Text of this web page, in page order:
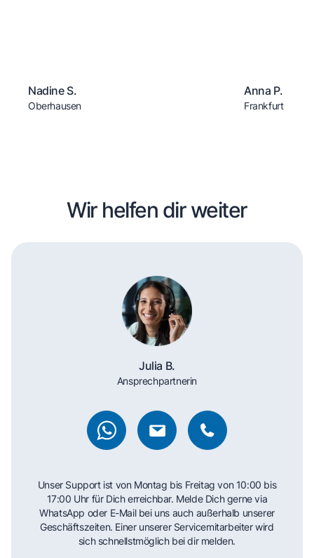
Nadine S.
Oberhausen
Anna P.
Frankfurt
Wir helfen dir weiter
Julia B.
Ansprechpartnerin
Unser Support ist von Montag bis Freitag von 10:00 bis
17:00 Uhr für Dich erreichbar. Melde Dich gerne via
WhatsApp oder E-Mail bei uns auch außerhalb unserer
Geschäftszeiten. Einer unserer Servicemitarbeiter wird
sich schnellstmöglich bei dir melden.